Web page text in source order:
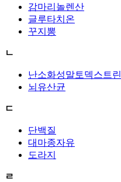
감마리놀렌산
글루타치온
꾸지뽕
ㄴ
난소화성말토덱스트린
뇌유산균
ㄷ
단백질
대마종자유
도라지
ㄹ